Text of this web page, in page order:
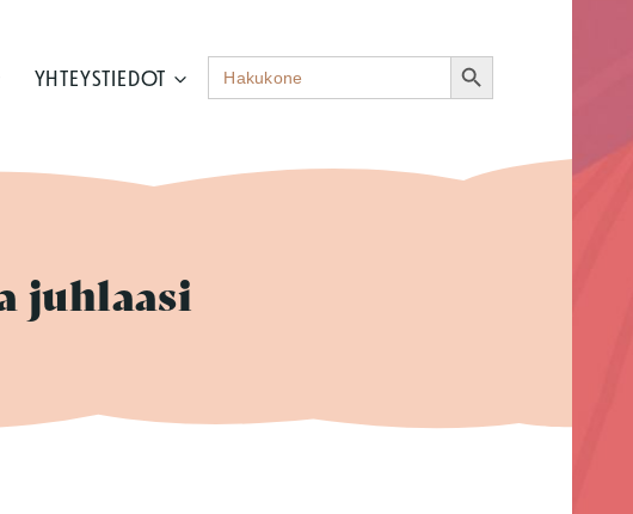
YHTEYSTIEDOT
Search
for:
Search Button
juhlaasi